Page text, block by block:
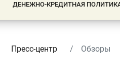
ДЕНЕЖНО-КРЕДИТНАЯ
Пресс-центр Обзоры